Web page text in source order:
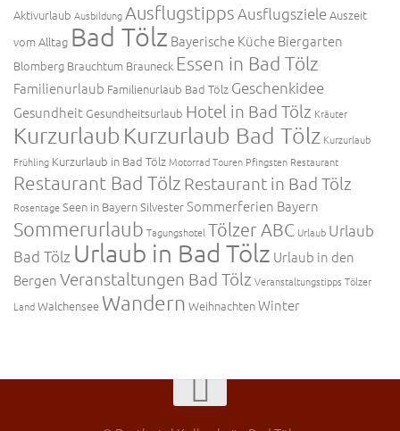
Aktivurlaub AusbildungAusflugstippsAusflugszieleAuszeit
vom Alltag Bad Tölz Bayerische KücheBiergarten
Blomberg Brauchtum Brauneck Essen in Bad Tölz
Familienurlaub Familienurlaub Bad Tölz Geschenkidee
Gesundheit Gesundheitsurlaub Hotel in Bad Tölz Kräuter
Kurzurlaub Kurzurlaub Bad Tölz Kurzurlaub
Frühling Kurzurlaub in Bad Tölz Motorrad Touren Pfingsten Restaurant
Restaurant Bad Tölz Restaurant in Bad Tölz
RosentageSeen in BayernSilvesterSommerferien Bayern
Sommerurlaub Tagungshotel Tölzer ABC Urlaub Urlaub
Bad Tölz Urlaub in Bad Tölz Urlaub in den
BergenVeranstaltungen Bad Tölz Veranstaltungstipps Tölzer
LandWalchensee Wandern WeihnachtenWinter